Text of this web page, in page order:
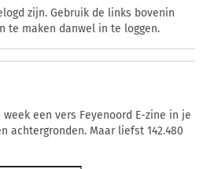
zijn. Gebruik de links bovenin
te maken danwel in te loggen.
een vers Feyenoord E-zine in je
achtergronden. Maar liefst 142.480